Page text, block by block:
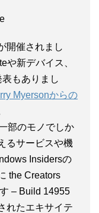
開催されまし
新デバイス、
もありまし
Myersonからの
部のモノでしか
るサービスや機
Insidersの
the Creators
– Build 14955
れたエキサイテ